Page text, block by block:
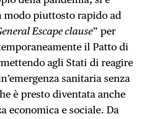
modo piuttosto rapido ad
Escape clause” per
il Patto di
agli Stati di reagire
sanitaria senza
è presto diventata anche
economica e sociale. Da